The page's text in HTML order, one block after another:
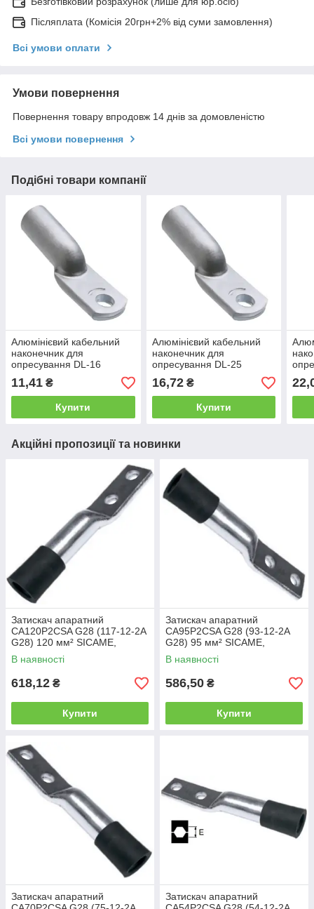
Післяплата (Комісія 20грн+2% від суми замовлення)
Всі умови оплати
Умови повернення
Повернення товару впродовж 14 днів за домовленістю
Всі умови повернення
Подібні товари компанії
Алюмінієвий кабельний
наконечник для
опресування DL-16
(ТА-16, 16-8-5,4-А-УХЛ3)
11,41 ₴
Купити
Алюмінієвий кабельний
наконечник для
опресування DL-25
(ТА-25, 25-8-7-А-УХЛ3)
16,72₴
Купити
Акційні пропозиції та новинки
Затискач апаратний
CA120P2CSA G28 (117-12-2А
G28) 120 мм² SICAME,
наконечник з двома
отворами пресувальний
В наявності
618,12 ₴
Купити
Затискач апаратний
CA95P2CSA G28 (93-12-2А
G28) 95 мм² SICAME,
наконечник з двома
отворами пресувальний
В наявності
586,50 ₴
Купити
Затискач апаратний
Затискач апаратний